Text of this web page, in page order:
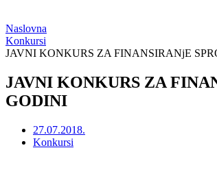
Naslovna
Konkursi
JAVNI KONKURS ZA FINANSIRANjE
JAVNI KONKURS ZA
GODINI
27.07.2018.
Konkursi